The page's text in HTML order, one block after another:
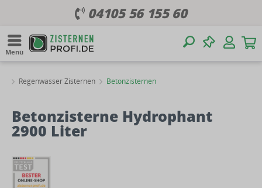
04105 56 155 60
Menü
Regenwasser Zisternen Betonzisternen
Betonzisterne Hydrophant
2900 Liter